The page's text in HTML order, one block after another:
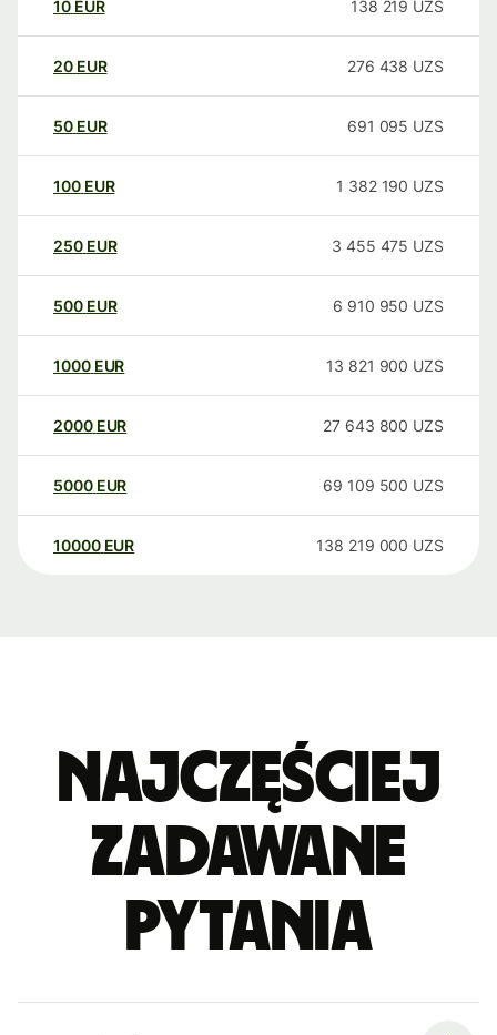
10 EUR 138 219 UZS
20 EUR 276 438 UZS
50 EUR 691 095 UZS
100 EUR 1 382 190 UZS
250 EUR 3 455 475 UZS
500 EUR 6 910 950 UZS
1000 EUR 13 821 900 UZS
2000 EUR 27 643 800 UZS
5000 EUR 69 109 500 UZS
10000 EUR 138 219 000 UZS
Najczęściej
zadawane
pytania